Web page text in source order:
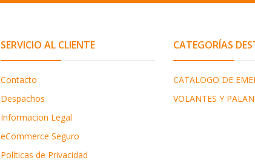
SERVICIO AL CLIENTE
Contacto
Despachos
Informacion Legal
eCommerce Seguro
Políticas de Privacidad
CATEGORÍAS
CATALOGO DE
VOLANTES Y